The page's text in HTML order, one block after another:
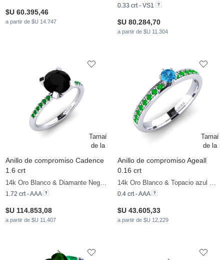
$U 60.395,46
a partir de $U 14.747
0.33 crt - VS1
$U 80.284,70
a partir de $U 11.304
Anillo de compromiso Cadence
1.6 crt
14k Oro Blanco & Diamante Negro & Esmeralda
1.72 crt - AAA
$U 114.853,08
a partir de $U 11.407
Anillo de compromiso Ageall
0.16 crt
14k Oro Blanco & Topacio azul & Esmeralda
0.4 crt - AAA
$U 43.605,33
a partir de $U 12.229